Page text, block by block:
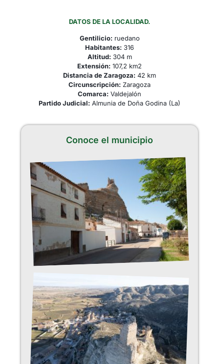
DATOS DE LA LOCALIDAD.
Gentilicio:ruedano
Habitantes: 316
Altitud:304 m
Extensión: 107,2 km2
Distancia de Zaragoza: 42 km
Circunscripción: Zaragoza
Comarca: Valdejalón
Partido Judicial: Almunia de Doña Godina (La)
Conoce el municipio